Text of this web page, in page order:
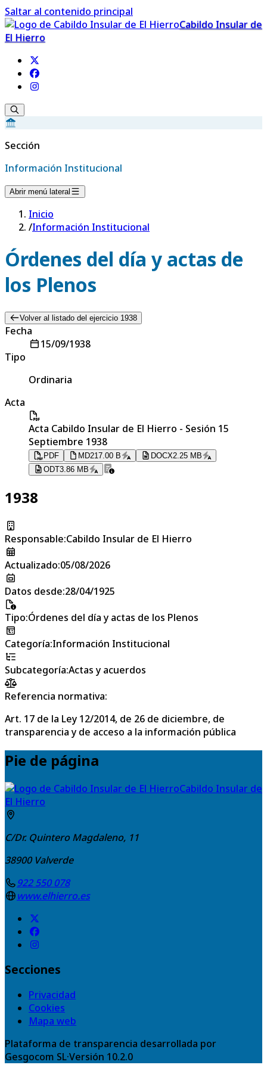
Saltar al contenido principal
Cabildo Insular de
El Hierro
Sección
Información Institucional
Abrir menú lateral
Inicio
/Información Institucional
Órdenes del día y actas de
los Plenos
Volver al listado del ejercicio 1938
Fecha
15/09/1938
Tipo
Ordinaria
Acta
Acta Cabildo Insular de El Hierro - Sesión 15
Septiembre 1938
PDF MD217.00 B DOCX2.25 MB
ODT3.86 MB
1938
Responsable:Cabildo Insular de El Hierro
Actualizado:05/08/2026
Datos desde:28/04/1925
Tipo:Órdenes del día y actas de los Plenos
Categoría:Información Institucional
Subcategoría:Actas y acuerdos
Referencia normativa:
Art. 17 de la Ley 12/2014, de 26 de diciembre, de
transparencia y de acceso a la información pública
Pie de página
Cabildo Insular de
El Hierro
C/Dr. Quintero Magdaleno, 11
38900 Valverde
922 550 078
www.elhierro.es
Secciones
Privacidad
Cookies
Mapa web
Plataforma de transparencia desarrollada por
Gesgocom SL·Versión 10.2.0